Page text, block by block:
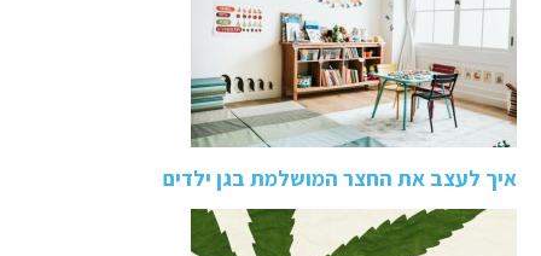
איך לעצב את החצר המושלמת בגן ילדים